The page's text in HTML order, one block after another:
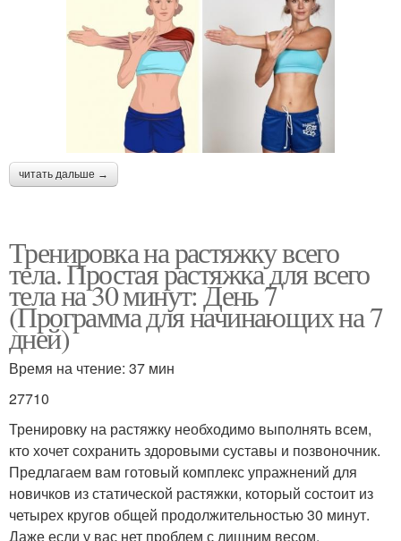
читать дальше →
Тренировка на растяжку всего
тела. Простая растяжка для всего
тела на 30 минут: День 7
(Программа для начинающих на 7
дней)
Время на чтение: 37 мин
27710
Тренировку на растяжку необходимо выполнять всем,
кто хочет сохранить здоровыми суставы и позвоночник.
Предлагаем вам готовый комплекс упражнений для
новичков из статической растяжки, который состоит из
четырех кругов общей продолжительностью 30 минут.
Даже если у вас нет проблем с лишним весом,